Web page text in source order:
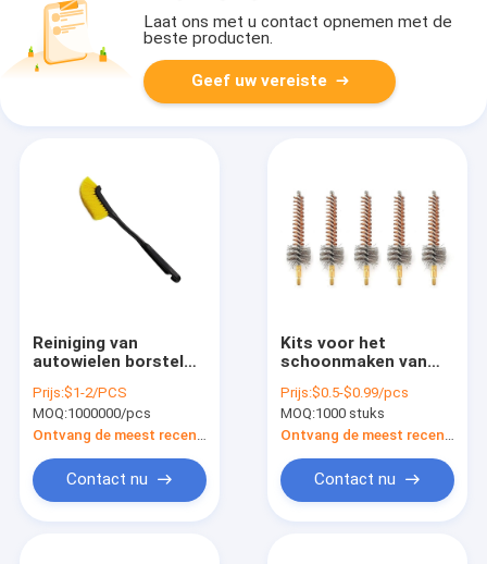
Laat ons met u contact opnemen met de
beste producten.
Geef uw vereiste
Reiniging van
autowielen borstel
handvat borstel auto
binnen buiten
reinigingsinstrument
auto reiniging
gedetailleerd
accessoire
Prijs:$1-2/PCS
MOQ:1000000/pcs
Contact nu
Kits voor het
schoonmaken van
Prijs:$0.5-$0.99/pcs
MOQ:1000 stuks
Contact nu